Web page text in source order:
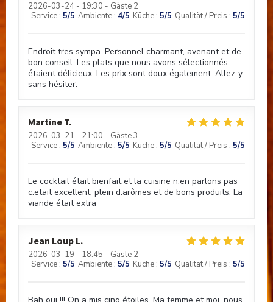
2026-03-24 - 19:30 - Gäste 2
Service : 5/5 Ambiente : 4/5 Küche : 5/5 Qualität / Preis : 5/5
Endroit tres sympa. Personnel charmant, avenant et de
bon conseil. Les plats que nous avons sélectionnés
étaient délicieux. Les prix sont doux également. Allez-y
sans hésiter.
Martine T
2026-03-21 - 21:00 - Gäste 3
Service : 5/5 Ambiente : 5/5 Küche : 5/5 Qualität / Preis : 5/5
Le cocktail était bienfait et la cuisine n.en parlons pas
c.etait excellent, plein d.arômes et de bons produits. La
viande était extra
Jean Loup L
2026-03-19 - 18:45 - Gäste 2
Service : 5/5 Ambiente : 5/5 Küche : 5/5 Qualität / Preis : 5/5